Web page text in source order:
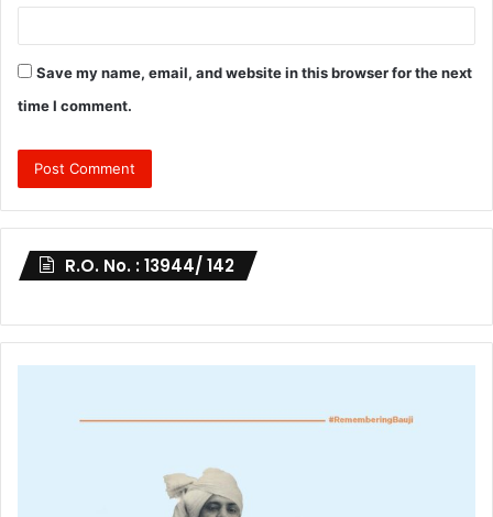
Save my name, email, and website in this browser for the next
time I comment.
R.O. No. : 13944/ 142